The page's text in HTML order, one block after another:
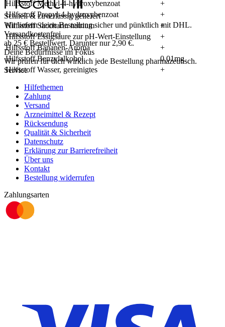
Hilfsstoff Methyl-4-hydroxybenzoat
+
Hilfsstoff Propyl-4-hydroxybenzoat
+
Hilfsstoff Saccharin natrium
+
Hilfsstoff Essigsäure zur pH-Wert-Einstellung
+
Hilfsstoff Bananen-Aroma
+
Hilfsstoff Benzylalkohol
0,01mg
Hilfsstoff Wasser, gereinigtes
+
Schnell & zuverlässig geliefert
Wir liefern deine Bestellung sicher und pünktlichmitDHL.
Versandkostenfrei
ab25 € Bestellwert. Darunter nur2,90 €.
Deine Bedürfnisse im Fokus
Wir prüfen für dich wirklich jede Bestellung pharmazeutisch.
Service
Hilfethemen
Zahlung
Versand
Arzneimittel & Rezept
Rücksendung
Qualität & Sicherheit
Datenschutz
Erklärung zur Barrierefreiheit
Über uns
Kontakt
Bestellung widerrufen
Zahlungsarten